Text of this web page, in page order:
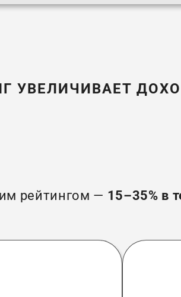
УВЕЛИЧИВАЕТ
рейтингом — 15–35% в